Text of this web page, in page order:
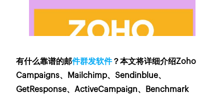
有什么靠谱的邮件群发软件？本文将详细介绍Zoho
Campaigns、Mailchimp、Sendinblue、
GetResponse、ActiveCampaign、Benchmark